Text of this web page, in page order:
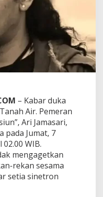
– Kabar duka
Air. Pemeran
Ari Jamasari,
pada Jumat, 7
WIB.
mengagetkan
rekan sesama
setia sinetron